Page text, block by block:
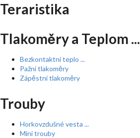
Teraristika
Tlakoměry a Teplom ...
Bezkontaktní teplo ...
Pažní tlakoměry
Zápěstní tlakoměry
Trouby
Horkovzdušné vesta ...
Mini trouby